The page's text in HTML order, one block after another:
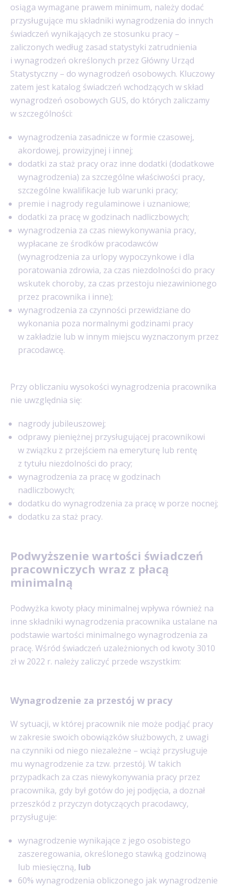
osiąga wymagane prawem minimum, należy dodać
przysługujące mu składniki wynagrodzenia do innych
świadczeń wynikających ze stosunku pracy –
zaliczonych według zasad statystyki zatrudnienia
i wynagrodzeń określonych przez Główny Urząd
Statystyczny – do wynagrodzeń osobowych. Kluczowy
zatem jest katalog świadczeń wchodzących w skład
wynagrodzeń osobowych GUS, do których zaliczamy
w szczególności:
wynagrodzenia zasadnicze w formie czasowej,
akordowej, prowizyjnej i innej;
dodatki za staż pracy oraz inne dodatki (dodatkowe
wynagrodzenia) za szczególne właściwości pracy,
szczególne kwalifikacje lub warunki pracy;
premie i nagrody regulaminowe i uznaniowe;
dodatki za pracę w godzinach nadliczbowych;
wynagrodzenia za czas niewykonywania pracy,
wypłacane ze środków pracodawców
(wynagrodzenia za urlopy wypoczynkowe i dla
poratowania zdrowia, za czas niezdolności do pracy
wskutek choroby, za czas przestoju niezawinionego
przez pracownika i inne);
wynagrodzenia za czynności przewidziane do
wykonania poza normalnymi godzinami pracy
w zakładzie lub w innym miejscu wyznaczonym przez
pracodawcę.
Przy obliczaniu wysokości wynagrodzenia pracownika
nie uwzględnia się:
nagrody jubileuszowej;
odprawy pieniężnej przysługującej pracownikowi
w związku z przejściem na emeryturę lub rentę
z tytułu niezdolności do pracy;
wynagrodzenia za pracę w godzinach
nadliczbowych;
dodatku do wynagrodzenia za pracę w porze nocnej;
dodatku za staż pracy.
Podwyższenie wartości świadczeń
pracowniczych wraz z płacą
minimalną
Podwyżka kwoty płacy minimalnej wpływa również na
inne składniki wynagrodzenia pracownika ustalane na
podstawie wartości minimalnego wynagrodzenia za
pracę. Wśród świadczeń uzależnionych od kwoty 3010
zł w 2022 r. należy zaliczyć przede wszystkim:
Wynagrodzenie za przestój w pracy
W sytuacji, w której pracownik nie może podjąć pracy
w zakresie swoich obowiązków służbowych, z uwagi
na czynniki od niego niezależne – wciąż przysługuje
mu wynagrodzenie za tzw. przestój. W takich
przypadkach za czas niewykonywania pracy przez
pracownika, gdy był gotów do jej podjęcia, a doznał
przeszkód z przyczyn dotyczących pracodawcy,
przysługuje:
wynagrodzenie wynikające z jego osobistego
zaszeregowania, określonego stawką godzinową
lub miesięczną, lub
60% wynagrodzenia obliczonego jak wynagrodzenie